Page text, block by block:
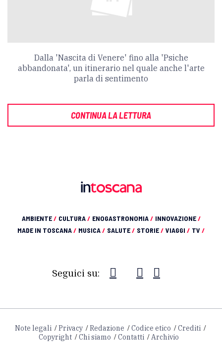
Dalla 'Nascita di Venere' fino alla 'Psiche
abbandonata', un itinerario nel quale anche l'arte
parla di sentimento
CONTINUA LA LETTURA
AMBIENTE/ CULTURA/ ENOGASTRONOMIA/ INNOVAZIONE/
MADE IN TOSCANA/ MUSICA/ SALUTE/ STORIE/ VIAGGI / TV /
Seguici su:
Note legali Privacy Redazione Codice etico
Crediti
Copyright
Chi siamo Contatti Archivio